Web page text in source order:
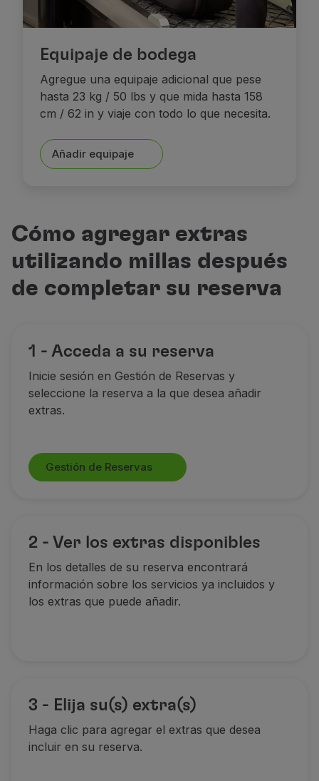
Equipaje de bodega
Agregue una equipaje adicional que pese
hasta 23 kg / 50 lbs y que mida hasta 158
cm / 62 in y viaje con todo lo que necesita.
Añadir equipaje
Cómo agregar extras
utilizando millas después
de completar su reserva
1 - Acceda a su reserva
Inicie sesión en Gestión de Reservas y
seleccione la reserva a la que desea añadir
extras.
Gestión de Reservas
2 - Ver los extras disponibles
En los detalles de su reserva encontrará
información sobre los servicios ya incluidos y
los extras que puede añadir.
3 - Elija su(s) extra(s)
Haga clic para agregar el extras que desea
incluir en su reserva.